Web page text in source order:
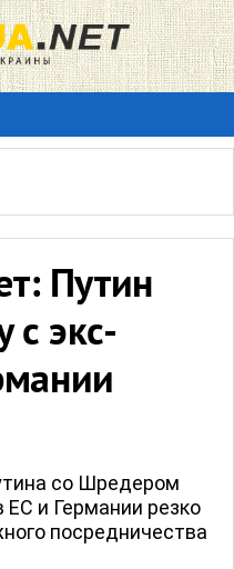
Путин
с экс-
со Шредером
ЕС и Германии резко
посредничества